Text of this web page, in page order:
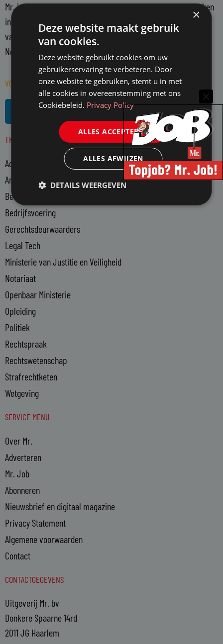
Mr. is hét platform voor juristen. Mr. bericht over actuele zaken
in de juridische wereld en belicht en becommentarieert deze
vanuit een onafhankelijke positie. Mr. richt zich op alle in
Nederland actieve juristen en WO-rechtenstudenten.
VOLG MR. OP SOCIAL MEDIA
-
i
n
R
THEMA'S
Advocatuur
Arbeidsmarkt
Bedrijfsjuristen
Bedrijfsvoering
Gerechtsdeurwaarders
Legal Tech
Ministerie van Justitie en Veiligheid
Notariaat
Openbaar Ministerie
Opleiding
Politiek
Rechtspraak
Rechtswetenschap
Strafrechtketen
Wetgeving
SERVICE MENU
Over Mr.
Adverteren
Mr. Job
Abonneren
Nieuwsbrief en digitaal magazine
Privacy Statement
Algemene voorwaarden
Contact
CONTACTGEGEVENS
Uitgeverij Mr. bv
Donkere Spaarne 14rd
2011 JG Haarlem
×
Deze website maakt gebruik
van cookies.
Deze website gebruikt cookies om uw
gebruikerservaring te verbeteren. Door
onze website te gebruiken, stemt u in met
alle cookies in overeenstemming met ons
Cookiebeleid. Privacy Policy
ALLES ACCEPTEREN
ALLES AFWIJZEN
DETAILS WEERGEVEN